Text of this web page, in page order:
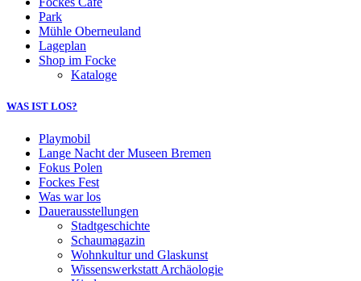
Park
Mühle Oberneuland
Lageplan
Shop im Focke
Kataloge
WAS IST LOS?
Playmobil
Lange Nacht der Museen Bremen
Fokus Polen
Fockes Fest
Was war los
Dauerausstellungen
Stadtgeschichte
Schaumagazin
Wohnkultur und Glaskunst
Wissenswerkstatt Archäologie